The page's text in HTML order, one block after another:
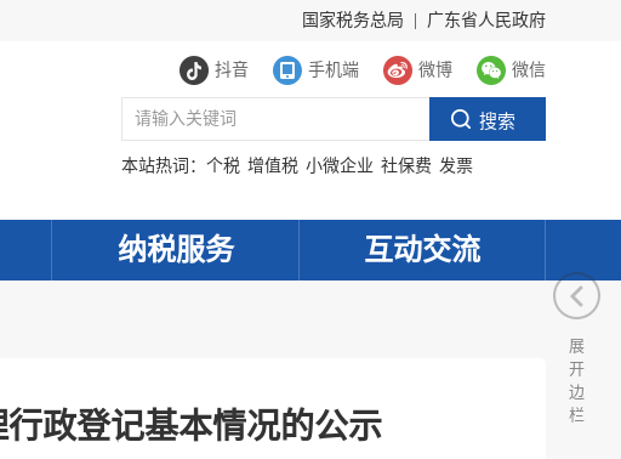
国家税务总局 广东省人民政府
抖音 手机端 微博 微信
本站热词： 个税 增值税 小微企业 社保费 发票
纳税服务 互动交流
政登记基本情况的公示
展
开
边
栏